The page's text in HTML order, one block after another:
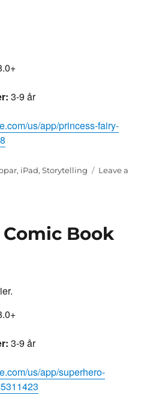
3-9 år
us/app/princess-fairy-
, iPad,Storytelling
Leave a
Book
3-9 år
us/app/superhero-